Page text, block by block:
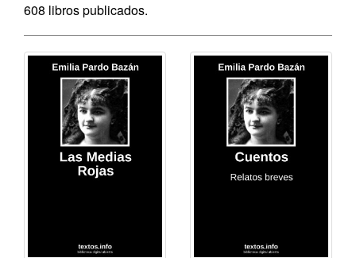
608 libros publicados.